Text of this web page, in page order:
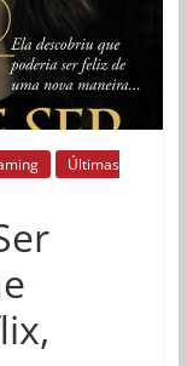
Últimas